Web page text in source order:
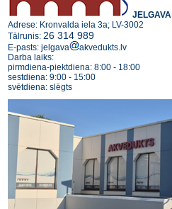
JELGAVA
Adrese: Kronvalda iela 3a; LV-3002
Tālrunis:26 314 989
E-pasts: jelgava
akvedukts.lv
Darba laiks:
pirmdiena-piektdiena: 8:00 - 18:00
sestdiena: 9:00 - 15:00
svētdiena: slēgts